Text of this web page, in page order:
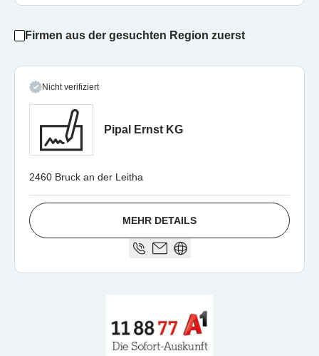
Firmen aus der gesuchten Region zuerst
Nicht verifiziert
Pipal Ernst KG
2460 Bruck an der Leitha
MEHR DETAILS